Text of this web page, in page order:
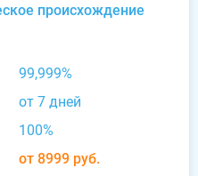
происхождение
99,999%
от 7 дней
100%
от 8999 руб.